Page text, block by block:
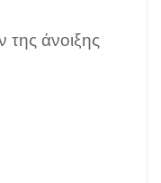
άνοιξης